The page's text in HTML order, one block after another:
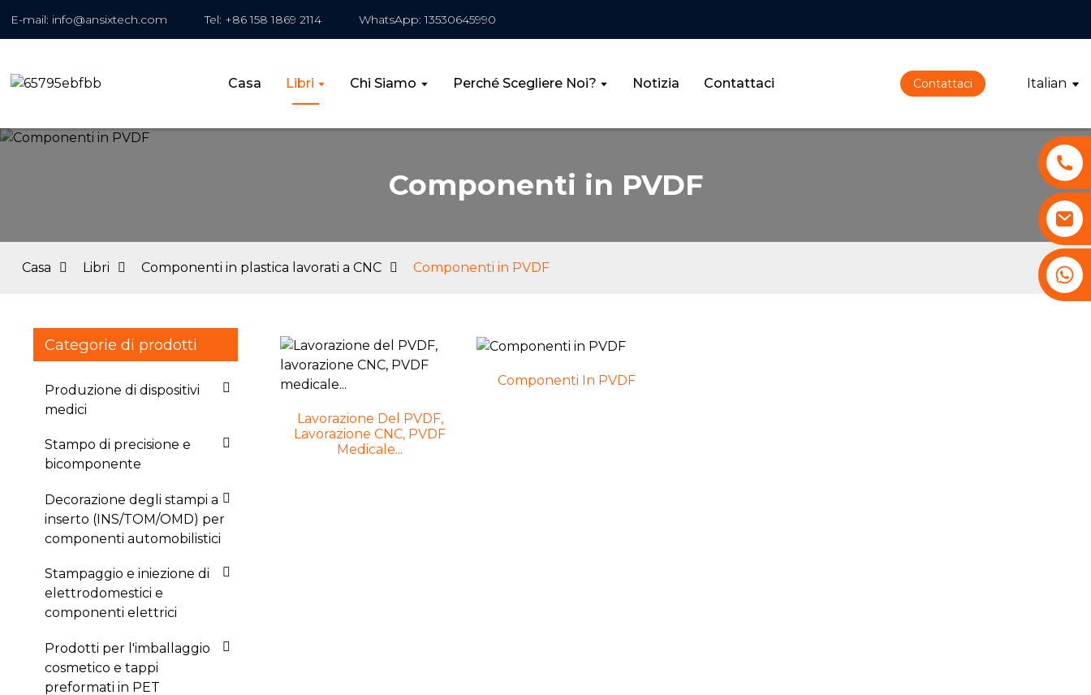
E-mail: info@ansixtech.com Tel: +86 158 1869 2114 WhatsApp: 13530645990
Casa Libri Chi Siamo Perché Scegliere Noi? Notizia Contattaci Contattaci Italian
Componenti in PVDF
Casa Libri Componenti in plastica lavorati a CNC Componenti in PVDF
Categorie di prodotti
Produzione di dispositivi
medici
Stampo di precisione e
bicomponente
Decorazione degli stampi a
inserto (INS/TOM/OMD) per
componenti automobilistici
Stampaggio e iniezione di
elettrodomestici e
componenti elettrici
Prodotti per l'imballaggio
cosmetico e tappi
preformati in PET
Lavorazione Del PVDF,
Lavorazione CNC, PVDF
Medicale...
Componenti In PVDF